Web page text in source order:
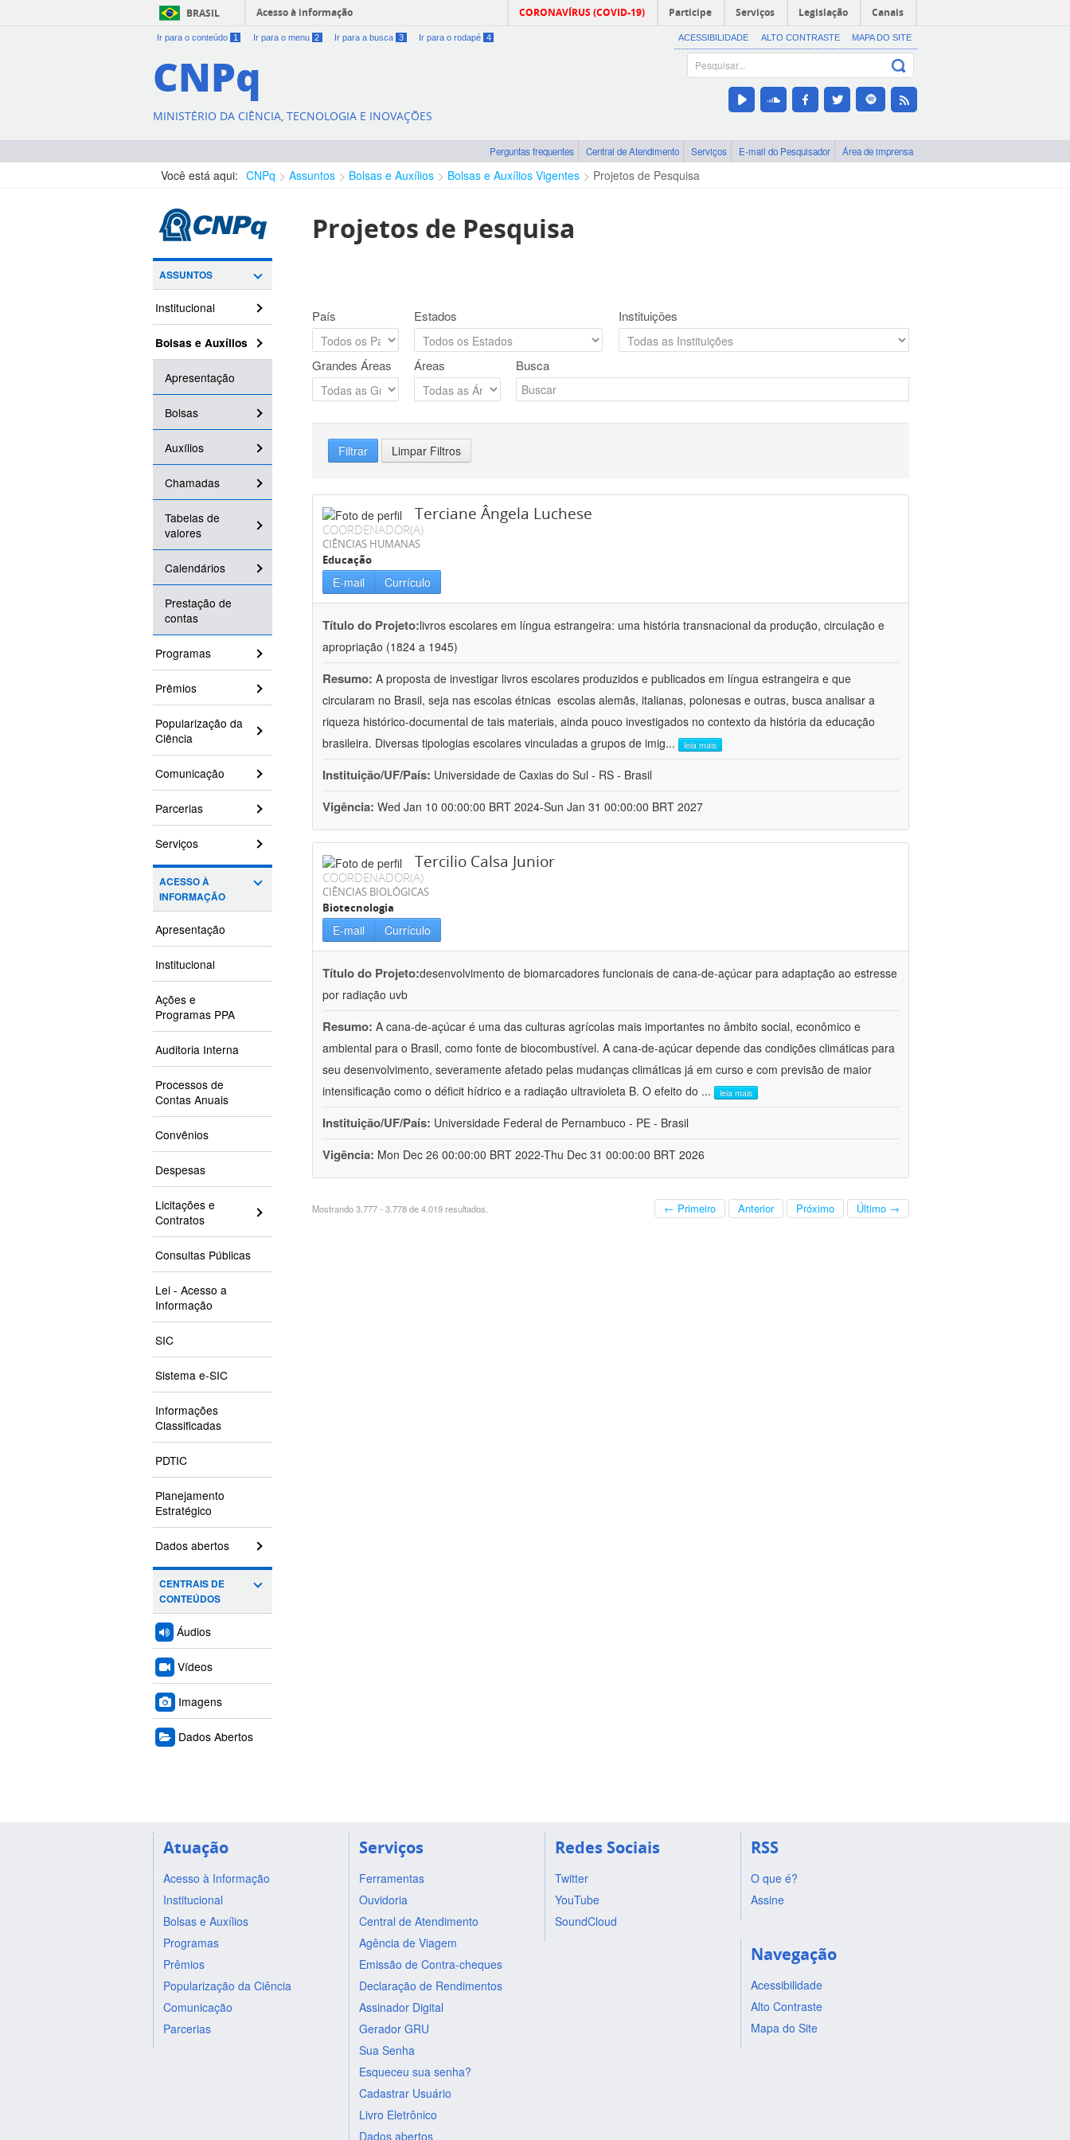
BRASIL Acesso à informação CORONAVÍRUS (COVID-19) Participe Serviços Legislação Canais
Ir para o conteúdo 1 Ir para o menu 2 Ir para a busca 3 Ir para o rodapé 4 ACESSIBILIDADE ALTO CONTRASTE MAPA DO SITE
CNPq
MINISTÉRIO DA CIÊNCIA, TECNOLOGIA E INOVAÇÕES
Perguntas frequentes Central de Atendimento Serviços E-mail do Pesquisador Área de imprensa
Você está aqui: CNPq Assuntos Bolsas e Auxílios Bolsas e Auxílios Vigentes Projetos de Pesquisa
ASSUNTOS
Institucional
Bolsas e Auxílios
Apresentação
Bolsas
Auxílios
Chamadas
Tabelas de
valores
Calendários
Prestação de
contas
Programas
Prêmios
Popularização da
Ciência
Comunicação
Parcerias
Serviços
ACESSO À
INFORMAÇÃO
Apresentação
Institucional
Ações e
Programas PPA
Auditoria Interna
Processos de
Contas Anuais
Convênios
Despesas
Licitações e
Contratos
Consultas Públicas
Lei - Acesso a
Informação
SIC
Sistema e-SIC
Informações
Classificadas
PDTIC
Planejamento
Estratégico
Dados abertos
CENTRAIS DE
CONTEÚDOS
Áudios
Vídeos
Imagens
Dados Abertos
Projetos de Pesquisa
País Estados Instituições
Grandes Áreas Áreas Busca
Filtrar Limpar Filtros
Terciane Ângela Luchese
COORDENADOR(A)
CIÊNCIAS HUMANAS
Educação
E-mail Currículo
Título do Projeto:livros escolares em língua estrangeira: uma história transnacional da produção, circulação e
apropriação (1824 a 1945)
Resumo: A proposta de investigar livros escolares produzidos e publicados em língua estrangeira e que
circularam no Brasil, seja nas escolas étnicas  escolas alemãs, italianas, polonesas e outras, busca analisar a
riqueza histórico-documental de tais materiais, ainda pouco investigados no contexto da história da educação
brasileira. Diversas tipologias escolares vinculadas a grupos de imig... leia mais
Instituição/UF/País: Universidade de Caxias do Sul - RS - Brasil
Vigência: Wed Jan 10 00:00:00 BRT 2024-Sun Jan 31 00:00:00 BRT 2027
Tercilio Calsa Junior
COORDENADOR(A)
CIÊNCIAS BIOLÓGICAS
Biotecnologia
E-mail Currículo
Título do Projeto:desenvolvimento de biomarcadores funcionais de cana-de-açúcar para adaptação ao estresse
por radiação uvb
Resumo: A cana-de-açúcar é uma das culturas agrícolas mais importantes no âmbito social, econômico e
ambiental para o Brasil, como fonte de biocombustível. A cana-de-açúcar depende das condições climáticas para
seu desenvolvimento, severamente afetado pelas mudanças climáticas já em curso e com previsão de maior
intensificação como o déficit hídrico e a radiação ultravioleta B. O efeito do ... leia mais
Instituição/UF/País: Universidade Federal de Pernambuco - PE - Brasil
Vigência: Mon Dec 26 00:00:00 BRT 2022-Thu Dec 31 00:00:00 BRT 2026
Mostrando 3.777 - 3.778 de 4.019 resultados. ← Primeiro Anterior Próximo Último →
Atuação
Acesso à Informação
Institucional
Bolsas e Auxílios
Programas
Prêmios
Popularização da Ciência
Comunicação
Parcerias
Serviços
Ferramentas
Ouvidoria
Central de Atendimento
Agência de Viagem
Emissão de Contra-cheques
Declaração de Rendimentos
Assinador Digital
Gerador GRU
Sua Senha
Esqueceu sua senha?
Cadastrar Usuário
Livro Eletrônico
Dados abertos
Redes Sociais
Twitter
YouTube
SoundCloud
RSS
O que é?
Assine
Navegação
Acessibilidade
Alto Contraste
Mapa do Site